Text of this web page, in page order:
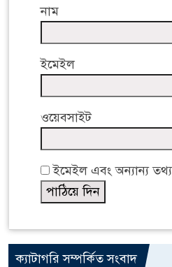
নাম
ইমেইল
ওয়েবসাইট
ইমেইল এবং অন্যান্য
ক্যাটাগরি সম্পর্কিত সংবাদ